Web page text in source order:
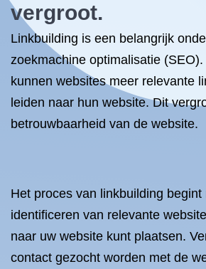
vergroot.
Linkbuilding is een belangrijk
zoekmachine optimalisatie
kunnen websites meer relevante
leiden naar hun website. Dit
betrouwbaarheid van de website.
Het proces van linkbuilding begint
identificeren van relevante
naar uw website kunt plaatsen.
contact gezocht worden met de